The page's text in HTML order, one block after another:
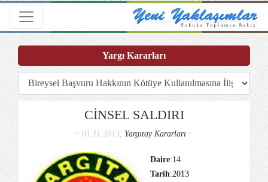
Toggle navigation
CİNSEL SALDIRI
~ 01.11.2013, Yargıtay Kararları ~
Daire:14
Tarih:2013
Yargı Kararları